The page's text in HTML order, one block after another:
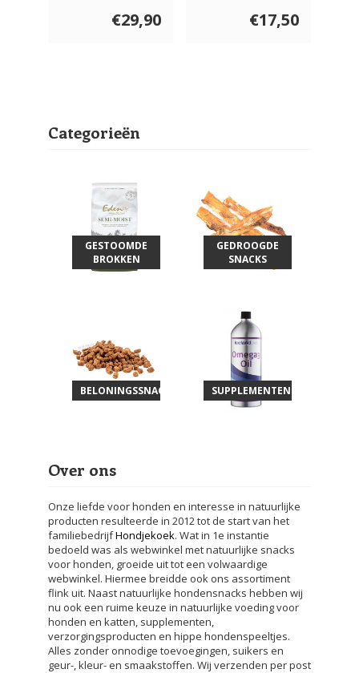
€29,90 €17,50
Categorieën
GESTOOMDE
BROKKEN
GEDROOGDE
SNACKS
BELONINGSSNACKS SUPPLEMENTEN
Over ons
Onze liefde voor honden en interesse in natuurlijke
producten resulteerde in 2012 tot de start van het
familiebedrijfHondjekoek. Wat in 1e instantie
bedoeld was als webwinkel met natuurlijke snacks
voor honden, groeide uit tot een volwaardige
webwinkel. Hiermee breidde ook ons assortiment
flink uit. Naast natuurlijke hondensnacks hebben wij
nu ook een ruime keuze in natuurlijke voeding voor
honden en katten, supplementen,
verzorgingsproducten en hippe hondenspeeltjes.
Alles zonder onnodige toevoegingen, suikers en
geur-, kleur- en smaakstoffen. Wij verzenden per post